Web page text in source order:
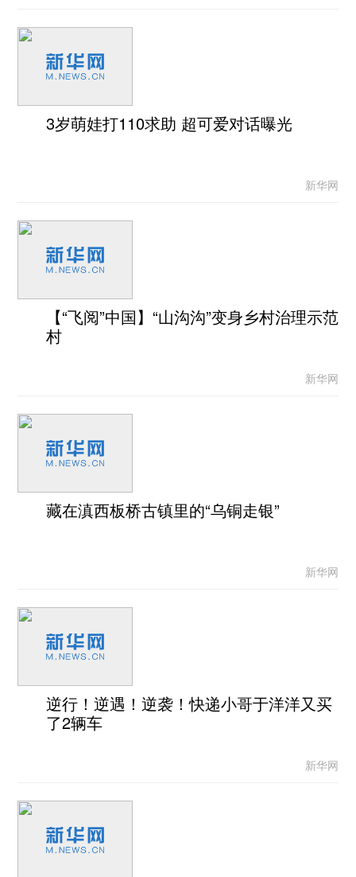
3岁萌娃打110求助 超可爱对话曝光
新华网
【“飞阅”中国】“山沟沟”变身乡村治理示范
村
新华网
藏在滇西板桥古镇里的“乌铜走银”
新华网
逆行！逆遇！逆袭！快递小哥于洋洋又买
了2辆车
新华网